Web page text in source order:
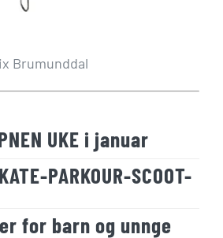
Brumunddal
UKE i januar
PARKOUR-SCOOT-
for barn og unnge